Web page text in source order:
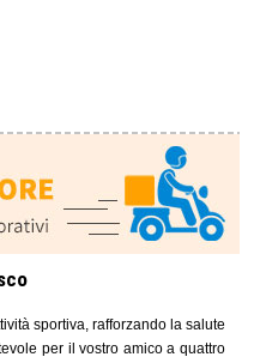
sportiva, rafforzando la salute
per il vostro amico a quattro